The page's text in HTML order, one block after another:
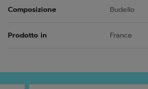
Composizione Budello
Prodotto in France